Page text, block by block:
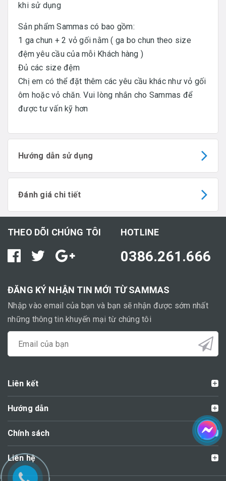
khi sử dụng
Sản phẩm Sammas có bao gồm:
1 ga chun + 2 vỏ gối nằm ( ga bo chun theo size
đệm yêu cầu của mỗi Khách hàng )
Đủ các size đệm
Chị em có thể đặt thêm các yêu cầu khác như vỏ gối
ôm hoặc vỏ chăn. Vui lòng nhắn cho Sammas để
được tư vấn kỹ hơn
Hướng dẫn sử dụng
Đánh giá chi tiết
THEO DÕI CHÚNG TÔI HOTLINE
0386.261.666
ĐĂNG KÝ NHẬN TIN MỚI TỪ SAMMAS
Nhập vào email của bạn và bạn sẽ nhận được sớm nhất
những thông tin khuyến mại từ chúng tôi
Liên kết
Hướng dẫn
Chính sách
Liên hệ